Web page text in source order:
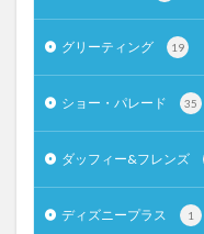
グリーティング 19
ショー・パレード 35
ダッフィー&フレンズ
ディズニープラス 1